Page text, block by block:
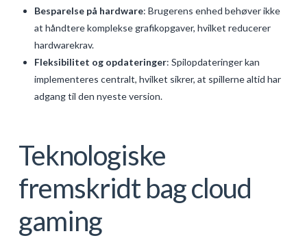
Besparelse på hardware: Brugerens enhed behøver ikke
at håndtere komplekse grafikopgaver, hvilket reducerer
hardwarekrav.
Fleksibilitet og opdateringer: Spilopdateringer kan
implementeres centralt, hvilket sikrer, at spillerne altid har
adgang til den nyeste version.
Teknologiske
fremskridt bag cloud
gaming